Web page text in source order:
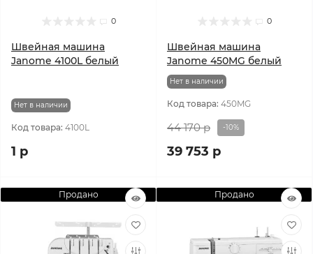
0
Швейная машина
Janome 4100L белый
Нет в наличии
Код товара: 4100L
1 р
0
Швейная машина
Janome 450MG белый
Нет в наличии
Код товара: 450MG
44 170 р -10%
39 753 р
Продано Продано